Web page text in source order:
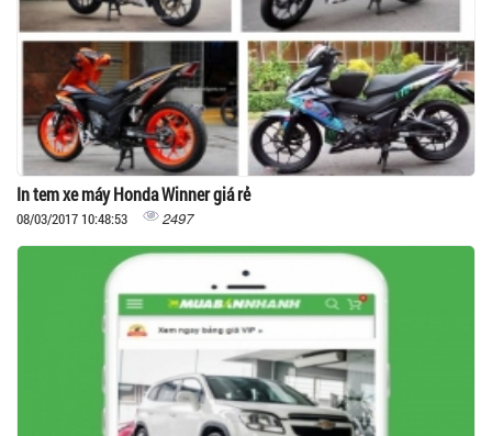
In tem xe máy Honda Winner giá rẻ
08/03/2017 10:48:53 2497